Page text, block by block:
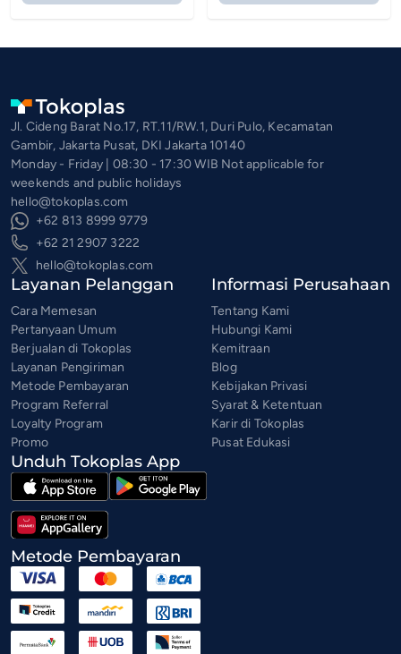
Jl. Cideng Barat No.17, RT.11/RW.1, Duri Pulo, Kecamatan
Gambir, Jakarta Pusat, DKI Jakarta 10140
Monday - Friday | 08:30 - 17:30 WIB Not applicable for
weekends and public holidays
hello@tokoplas.com
+62 813 8999 9779
+62 21 2907 3222
hello@tokoplas.com
Layanan Pelanggan
Cara Memesan
Pertanyaan Umum
Berjualan di Tokoplas
Layanan Pengiriman
Metode Pembayaran
Program Referral
Loyalty Program
Promo
Informasi Perusahaan
Tentang Kami
Hubungi Kami
Kemitraan
Blog
Kebijakan Privasi
Syarat & Ketentuan
Karir di Tokoplas
Pusat Edukasi
Unduh Tokoplas App
Metode Pembayaran